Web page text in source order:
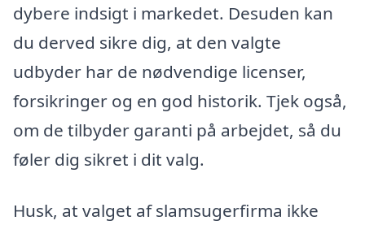
dybere indsigt i markedet. Desuden kan
du derved sikre dig, at den valgte
udbyder har de nødvendige licenser,
forsikringer og en god historik. Tjek også,
om de tilbyder garanti på arbejdet, så du
føler dig sikret i dit valg.
Husk, at valget af slamsugerfirma ikke